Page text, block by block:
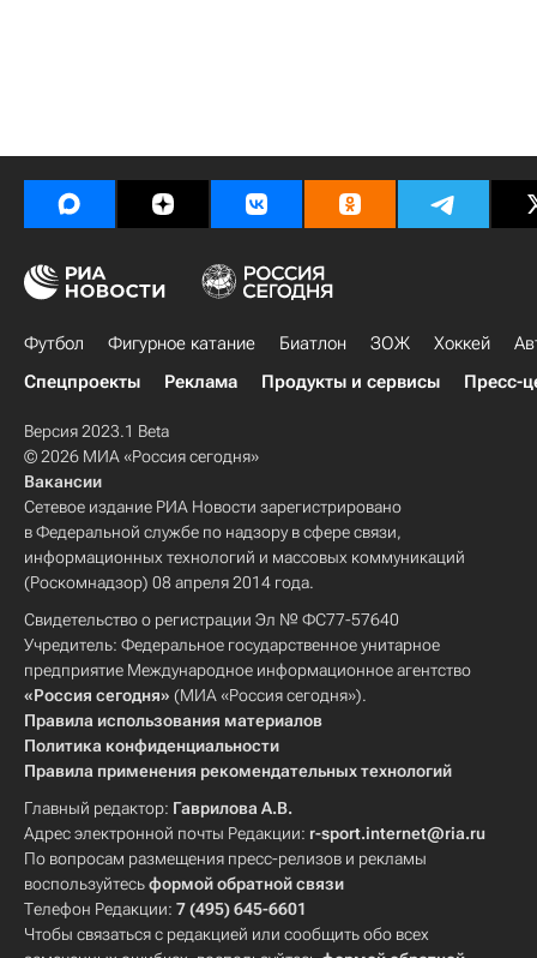
Футбол Фигурное катание Биатлон ЗОЖ Хоккей
Спецпроекты
Реклама Продукты и сервисы Пресс-
Версия 2023.1 Beta
© 2026 МИА «Россия сегодня»
Вакансии
Сетевое издание РИА Новости зарегистрировано
в Федеральной службе по надзору в сфере связи,
информационных технологий и массовых коммуникаций
(Роскомнадзор) 08 апреля 2014 года.
Свидетельство о регистрации Эл № ФС77-57640
Учредитель: Федеральное государственное унитарное
предприятие Международное информационное агентство
«Россия сегодня» (МИА «Россия сегодня»).
Правила использования материалов
Политика конфиденциальности
Правила применения рекомендательных технологий
Главный редактор: Гаврилова А.В.
Адрес электронной почты Редакции: r-sport.internet@ria.ru
По вопросам размещения пресс-релизов и рекламы
воспользуйтесьформой обратной связи
Телефон Редакции: 7 (495) 645-6601
Чтобы связаться с редакцией или сообщить обо всех